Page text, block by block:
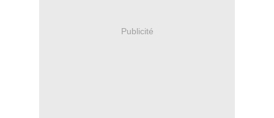
Publicité